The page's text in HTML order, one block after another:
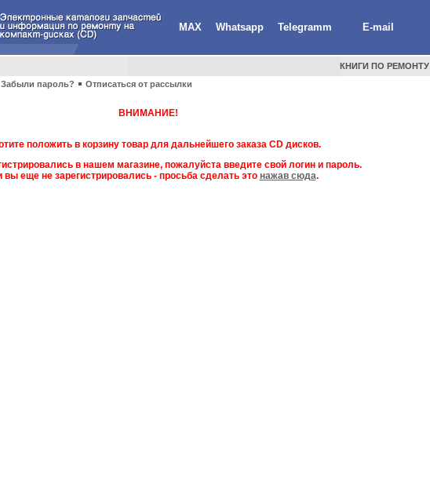
MAX Whatsapp Telegramm E-mail
КНИГИ ПО РЕМОНТУ
Забыли пароль? Отписаться от рассылки
ВНИМАНИЕ!
положить в корзину товар для дальнейшего заказа CD дисков.
в нашем магазине, пожалуйста введите свой логин и пароль.
вы еще не зарегистрировались - просьба сделать это нажав сюда.